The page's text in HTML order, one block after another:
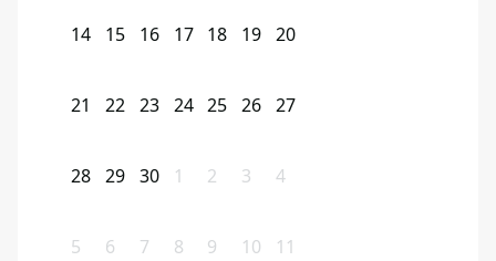
14 15 16 17 18 19 20
21 22 23 24 25 26 27
28 29 30 1 2 3 4
5 6 7 8 9 10 11